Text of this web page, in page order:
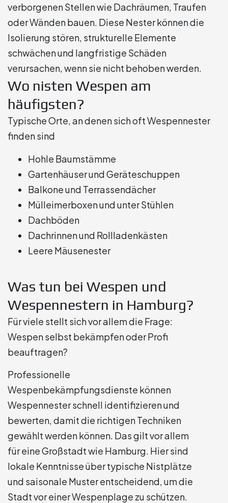
verborgenen Stellen wie Dachräumen, Traufen
oder Wänden bauen. Diese Nester können die
Isolierung stören, strukturelle Elemente
schwächen und langfristige Schäden
verursachen, wenn sie nicht behoben werden.
Wo nisten Wespen am
häufigsten?
Typische Orte, an denen sich oft Wespennester
finden sind
Hohle Baumstämme
Gartenhäuser und Geräteschuppen
Balkone und Terrassendächer
Mülleimerboxen und unter Stühlen
Dachböden
Dachrinnen und Rollladenkästen
Leere Mäusenester
Was tun bei Wespen und
Wespennestern in Hamburg?
Für viele stellt sich vor allem die Frage:
Wespen selbst bekämpfen oder Profi
beauftragen?
Professionelle
Wespenbekämpfungsdienste können
Wespennester schnell identifizieren und
bewerten, damit die richtigen Techniken
gewählt werden können. Das gilt vor allem
für eine Großstadt wie Hamburg. Hier sind
lokale Kenntnisse über typische Nistplätze
und saisonale Muster entscheidend, um die
Stadt vor einer Wespenplage zu schützen.